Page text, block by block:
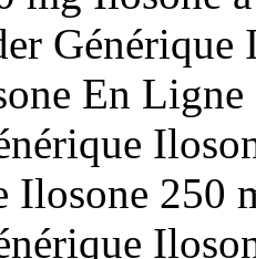
En Ligne
Ilosone 250